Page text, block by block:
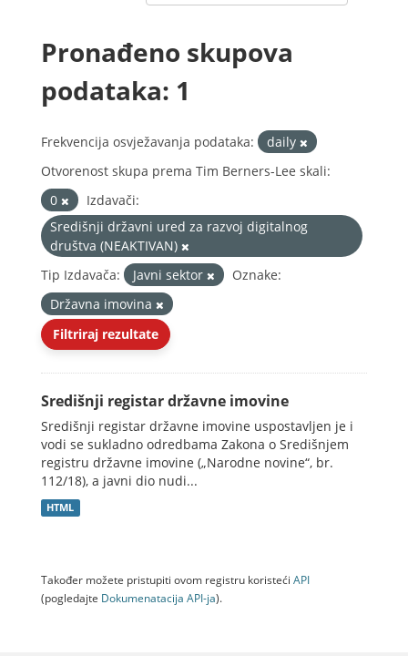
Pronađeno skupova
podataka: 1
Frekvencija osvježavanja podataka:
daily
Otvorenost skupa prema Tim Berners-Lee skali:
0
Izdavači:
Središnji državni ured za razvoj digitalnog
društva (NEAKTIVAN)
Tip Izdavača:
Javni sektor
Oznake:
Državna imovina
Filtriraj rezultate
Središnji registar državne imovine
Središnji registar državne imovine uspostavljen je i
vodi se sukladno odredbama Zakona o Središnjem
registru državne imovine („Narodne novine“, br.
112/18), a javni dio nudi...
HTML
Također možete pristupiti ovom registru koristeći API
(pogledajte Dokumenаtаcijа API-jа).